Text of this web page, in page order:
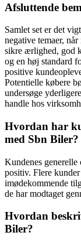
Afsluttende
Samlet set er det
negative temaer,
sikre ærlighed, god
og en høj standard
positive
Potentielle købere
undersøge
handle hos
Hvordan har
med Sbn Biler?
Kundenes
positiv. Flere
imødekommende
de har modtaget
Hvordan
Biler?